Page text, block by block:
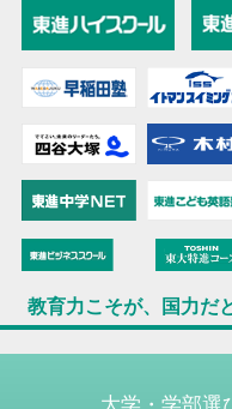
教育力こそが、国力だ